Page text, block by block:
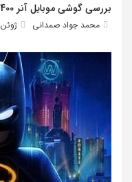
بررسی گوشی موبایل آنر 400
محمد جواد صمدانی ژوئن 17, 2026